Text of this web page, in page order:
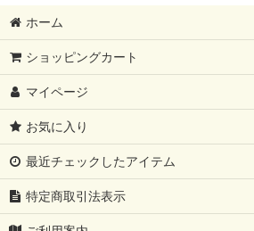
ホーム
ショッピングカート
マイページ
お気に入り
最近チェックしたアイテム
特定商取引法表示